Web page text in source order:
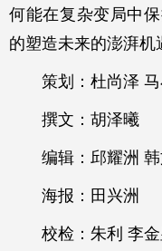
何能在复杂变局中
的塑造未来的澎湃机
策划：杜尚泽
撰文：胡泽曦
编辑：邱耀洲
海报：田兴洲
校检：朱利 李